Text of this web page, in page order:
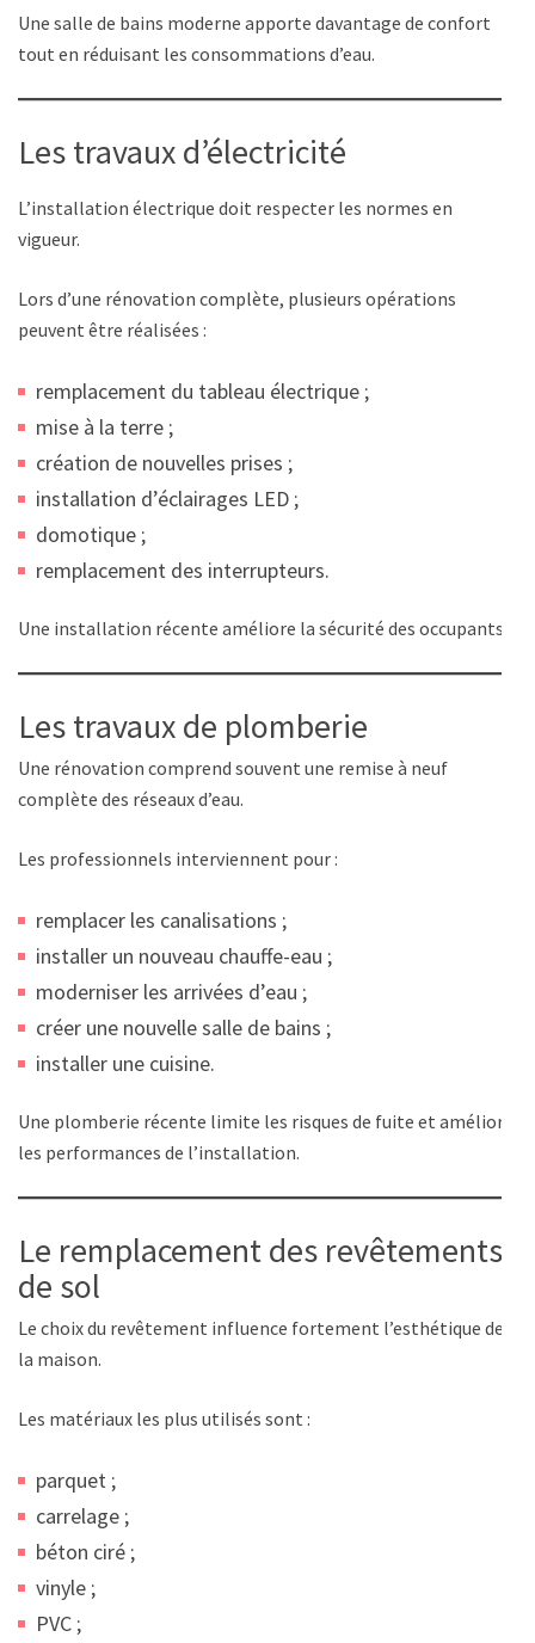
Une salle de bains moderne apporte davantage de confort
tout en réduisant les consommations d’eau.
Les travaux d’électricité
L’installation électrique doit respecter les normes en
vigueur.
Lors d’une rénovation complète, plusieurs opérations
peuvent être réalisées :
remplacement du tableau électrique ;
mise à la terre ;
création de nouvelles prises ;
installation d’éclairages LED ;
domotique ;
remplacement des interrupteurs.
Une installation récente améliore la sécurité des occupants.
Les travaux de plomberie
Une rénovation comprend souvent une remise à neuf
complète des réseaux d’eau.
Les professionnels interviennent pour :
remplacer les canalisations ;
installer un nouveau chauffe-eau ;
moderniser les arrivées d’eau ;
créer une nouvelle salle de bains ;
installer une cuisine.
Une plomberie récente limite les risques de fuite et améliore
les performances de l’installation.
Le remplacement des revêtements
de sol
Le choix du revêtement influence fortement l’esthétique de
la maison.
Les matériaux les plus utilisés sont :
parquet ;
carrelage ;
béton ciré ;
vinyle ;
PVC ;